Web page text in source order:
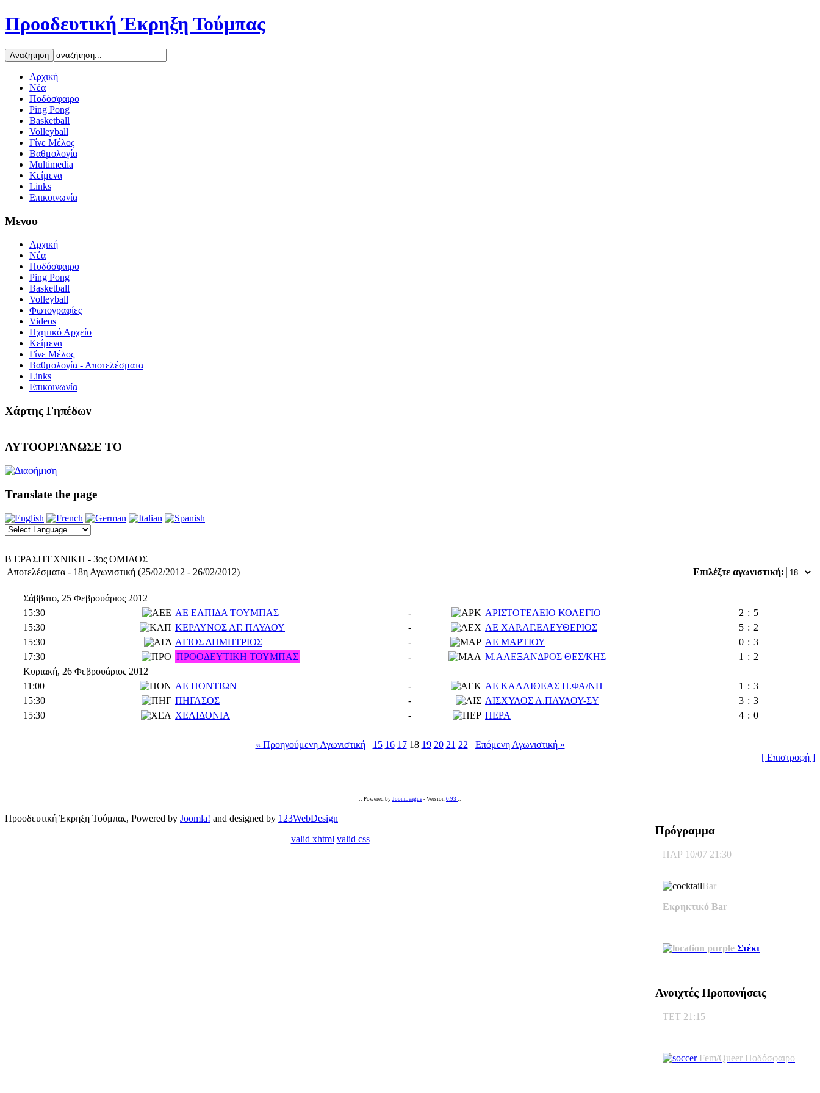
Προοδευτική Έκρηξη Τούμπας
Αρχική
Νέα
Ποδόσφαιρο
Ping Pong
Basketball
Volleyball
Γίνε Μέλος
Βαθμολογία
Multimedia
Κείμενα
Links
Επικοινωνία
Μενου
Αρχική
Νέα
Ποδόσφαιρο
Ping Pong
Basketball
Volleyball
Φωτογραφίες
Videos
Ηχητικό Αρχείο
Κείμενα
Γίνε Μέλος
Βαθμολογία - Αποτελέσματα
Links
Επικοινωνία
Χάρτης Γηπέδων
ΑΥΤΟΟΡΓΑΝΩΣΕ ΤΟ
Translate the page
Β ΕΡΑΣΙΤΕΧΝΙΚΗ - 3ος ΟΜΙΛΟΣ
Αποτελέσματα - 18η Αγωνιστική (25/02/2012 - 26/02/2012)
Επιλέξτε αγωνιστική:
Σάββατο, 25 Φεβρουάριος 2012
15:30
ΑΕ ΕΛΠΙΔΑ ΤΟΥΜΠΑΣ - ΑΡΙΣΤΟΤΕΛΕΙΟ ΚΟΛΕΓΙΟ 2 : 5
15:30
ΚΕΡΑΥΝΟΣ ΑΓ. ΠΑΥΛΟΥ - ΑΕ ΧΑΡ.ΑΓ.ΕΛΕΥΘΕΡΙΟΣ 5 : 2
15:30
ΑΓΙΟΣ ΔΗΜΗΤΡΙΟΣ - ΑΕ ΜΑΡΤΙΟΥ 0 : 3
17:30
ΠΡΟΟΔΕΥΤΙΚΗ ΤΟΥΜΠΑΣ - Μ.ΑΛΕΞΑΝΔΡΟΣ ΘΕΣ/ΚΗΣ 1 : 2
Κυριακή, 26 Φεβρουάριος 2012
11:00
ΑΕ ΠΟΝΤΙΩΝ - ΑΕ ΚΑΛΛΙΘΕΑΣ Π.ΦΑ/ΝΗ 1 : 3
15:30
ΠΗΓΑΣΟΣ - ΑΙΣΧΥΛΟΣ Α.ΠΑΥΛΟΥ-ΣΥ 3 : 3
15:30
ΧΕΛΙΔΟΝΙΑ - ΠΕΡΑ 4 : 0
« Προηγούμενη Αγωνιστική 15 16 1718 19 20 21 22
Επόμενη Αγωνιστική »
[ Επιστροφή ]
:: Powered by JoomLeague - Version 0.93 ::
Πρόγραμμα
ΠΑΡ 10/07 21:30
Bar
Εκρηκτικό Bar
Στέκι
Ανοιχτές Προπονήσεις
ΤΕΤ 21:15
Fem/Queer Ποδόσφαιρο
Προοδευτική Έκρηξη Τούμπας, Powered by Joomla! and designed by 123WebDesign
valid xhtml valid css